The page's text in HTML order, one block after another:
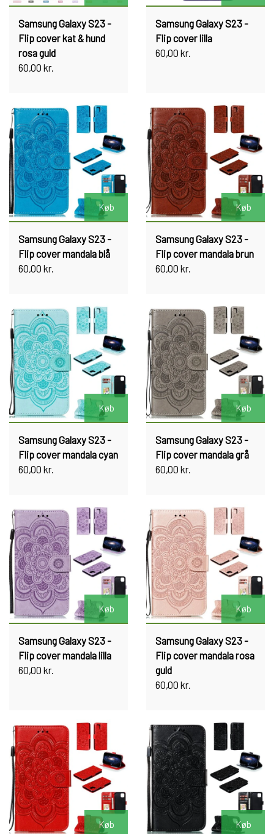
Samsung Galaxy S23 -
Flip cover kat & hund
rosa guld
60,00 kr.
Samsung Galaxy S23 -
Flip cover lilla
60,00 kr.
Køb
Samsung Galaxy S23 -
Flip cover mandala blå
60,00 kr.
Køb
Samsung Galaxy S23 -
Flip cover mandala brun
60,00 kr.
Køb
Samsung Galaxy S23 -
Flip cover mandala cyan
60,00 kr.
Køb
Samsung Galaxy S23 -
Flip cover mandala grå
60,00 kr.
Køb
Samsung Galaxy S23 -
Flip cover mandala lilla
60,00 kr.
Køb
Samsung Galaxy S23 -
Flip cover mandala rosa
guld
60,00 kr.
Køb Køb